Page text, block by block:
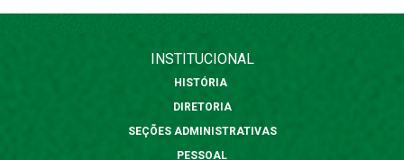
INSTITUCIONAL
HISTÓRIA
DIRETORIA
SEÇÕES ADMINISTRATIVAS
PESSOAL